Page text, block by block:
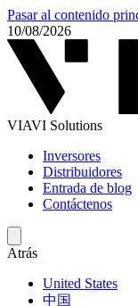
Pasar al contenido
10/08/2026
VIAVI Solutions
Inversores
Distribuidores
Entrada de blog
Contáctenos
Atrás
United States
中国